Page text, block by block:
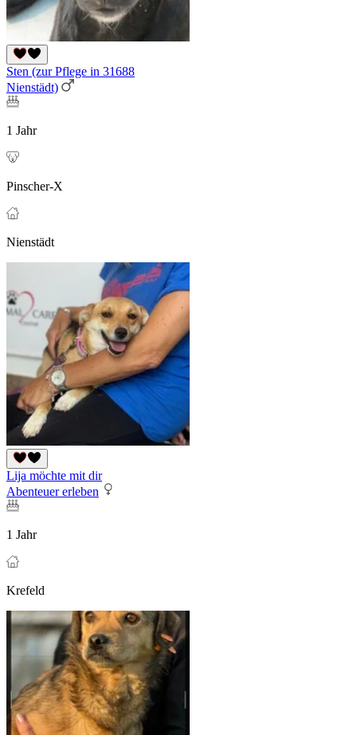
Sten (zur Pflege in 31688
Nienstädt)
1 Jahr
Pinscher-X
Nienstädt
Lija möchte mit dir
Abenteuer erleben
1 Jahr
Krefeld